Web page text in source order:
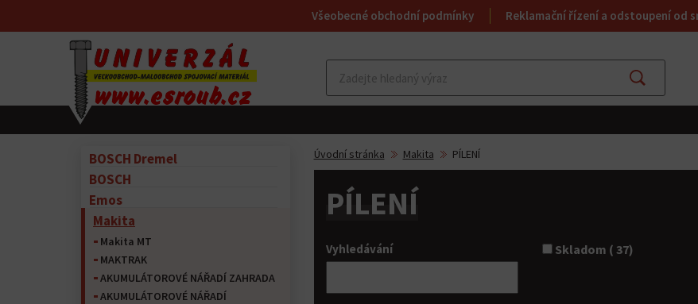
Všeobecné obchodní podmínky Reklamační řízení a odstoupení od
Najít
BOSCH Dremel
BOSCH
Emos
Makita
Makita MT
MAKTRAK
AKUMULÁTOROVÉ NÁŘADÍ ZAHRADA
AKUMULÁTOROVÉ NÁŘADÍ
Úvodní stránka Makita PÍLENÍ
PÍLENÍ
Vyhledávání Skladom ( 37)